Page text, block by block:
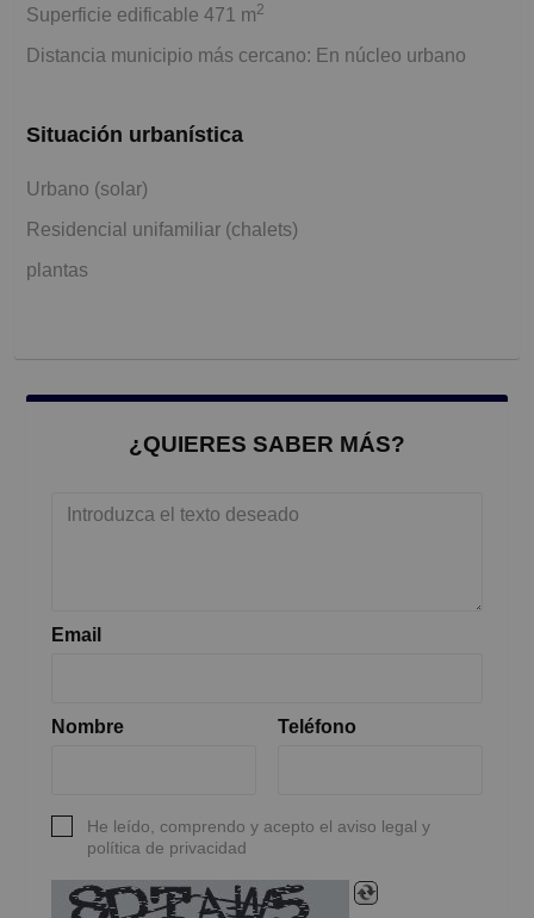
Superficie edificable 471 m2
Distancia municipio más cercano: En núcleo urbano
Situación urbanística
Urbano (solar)
Residencial unifamiliar (chalets)
plantas
¿QUIERES SABER MÁS?
Email
Nombre Teléfono
He leído, comprendo y acepto el aviso legal y
política de privacidad